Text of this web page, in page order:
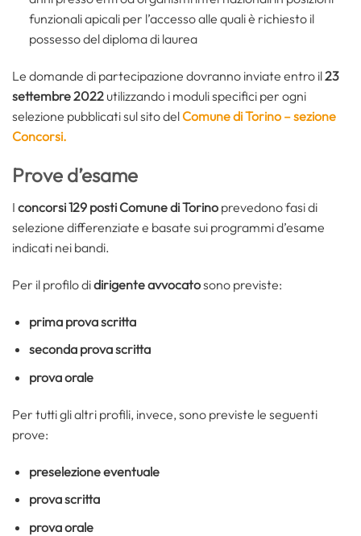
funzionali apicali per l’accesso alle quali è richiesto il
possesso del diploma di laurea
Le domande di partecipazione dovranno inviate entro il23
settembre 2022 utilizzando i moduli specifici per ogni
selezione pubblicati sul sito delComune di Torino – sezione
Concorsi.
Prove d’esame
I concorsi 129 posti Comune di Torino prevedono fasi di
selezione differenziate e basate sui programmi d’esame
indicati nei bandi.
Per il profilo didirigente avvocatosono previste:
prima prova scritta
seconda prova scritta
prova orale
Per tutti gli altri profili, invece, sono previste le seguenti
prove:
preselezione eventuale
prova scritta
prova orale